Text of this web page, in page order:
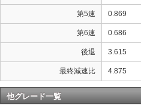
第5速 0.869
第6速 0.686
後退 3.615
最終減速比 4.875
他グレード一覧